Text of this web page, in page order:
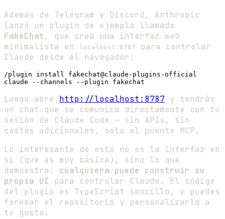
Además de Telegram y Discord, Anthropic
lanzó un plugin de ejemplo llamado
FakeChat, que crea una interfaz web
minimalista en
localhost:8787
para controlar
Claude desde el navegador:
/plugin install fakechat@claude-plugins-official
Luego abre http://localhost:8787 y tendrás
un chat que se comunica directamente con tu
sesión de Claude Code — sin APIs, sin
costos adicionales, solo el puente MCP.
Lo interesante de esto no es la interfaz en
sí (que es muy básica), sino lo que
demuestra: cualquiera puede construir su
propia UI para controlar Claude. El código
del plugin es TypeScript sencillo, y puedes
forkear el repositorio y personalizarlo a
tu gusto.